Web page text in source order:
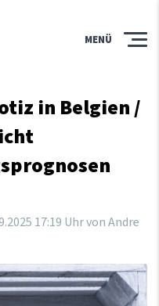
MENÜ
in Belgien /
.2025 17:19 Uhrvon Andre